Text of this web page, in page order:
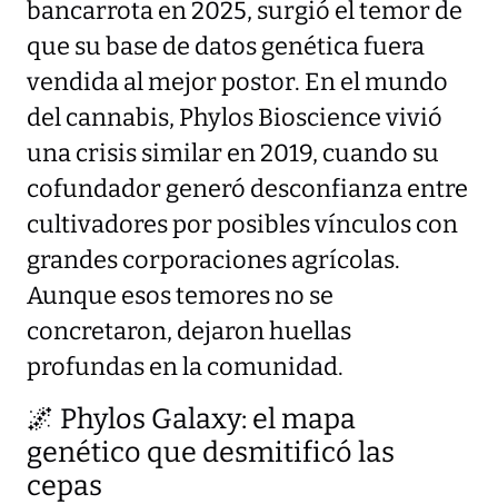
bancarrota en 2025, surgió el temor de
que su base de datos genética fuera
vendida al mejor postor. En el mundo
del cannabis, Phylos Bioscience vivió
una crisis similar en 2019, cuando su
cofundador generó desconfianza entre
cultivadores por posibles vínculos con
grandes corporaciones agrícolas.
Aunque esos temores no se
concretaron, dejaron huellas
profundas en la comunidad.
🌌 Phylos Galaxy: el mapa
genético que desmitificó las
cepas